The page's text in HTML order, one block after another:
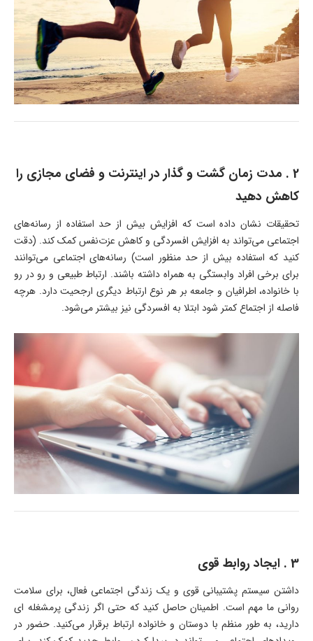
2 . مدت زمان گشت و گذار در اینترنت و فضای مجازی را
کاهش دهید
تحقیقات نشان داده است که افزایش بیش از حد استفاده از رسانه‌های
اجتماعی می‌تواند به افزایش افسردگی و کاهش عزت‌نفس کمک کند. (دقت
کنید که استفاده بیش از حد منظور است) رسانه‌های اجتماعی می‌توانند
برای برخی افراد وابستگی به همراه داشته باشند. ارتباط طبیعی و رو در رو
با خانواده، اطرافیان و جامعه بر هر نوع ارتباط دیگری ارجحیت دارد. هرچه
فاصله از اجتماع کمتر شود ابتلا به افسردگی نیز بیشتر می‌شود.
3 . ایجاد روابط قوی
داشتن سیستم پشتیبانی قوی و یک زندگی اجتماعی فعال، برای سلامت
روانی ما مهم است. اطمینان حاصل کنید که حتی اگر زندگی پرمشغله ای
دارید، به طور منظم با دوستان و خانواده ارتباط برقرار می‌کنید. حضور در